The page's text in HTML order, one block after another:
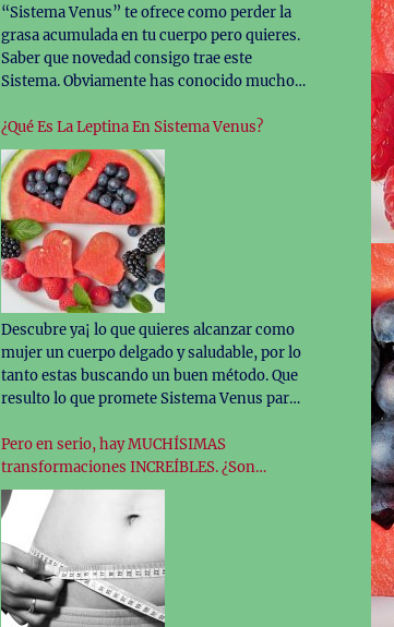
“Sistema Venus” te ofrece como perder la
grasa acumulada en tu cuerpo pero quieres.
Saber que novedad consigo trae este
Sistema. Obviamente has conocido muchos
te. Resulto ahora no sabes aun cómo
funciona este novedoso programa. Por ello
llegando hasta este sitio Vas a conocer toda
la información que…
¿Qué Es La Leptina En Sistema Venus?
Descubre ya¡ lo que quieres alcanzar como
mujer un cuerpo delgado y saludable, por lo
tanto estas buscando un buen método. Que
resulto lo que promete Sistema Venus para
alimentos que te justan de que al terminarla
sucede el temible efecto rebote.
Pero en serio, hay MUCHÍSIMAS
transformaciones INCREÍBLES. ¿Son
TODAS 100% reales?